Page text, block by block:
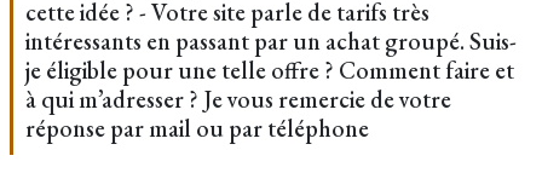
cette idée ? - Votre site parle de tarifs très
intéressants en passant par un achat groupé. Suis-
je éligible pour une telle offre ? Comment faire et
à qui m’adresser ? Je vous remercie de votre
réponse par mail ou par téléphone